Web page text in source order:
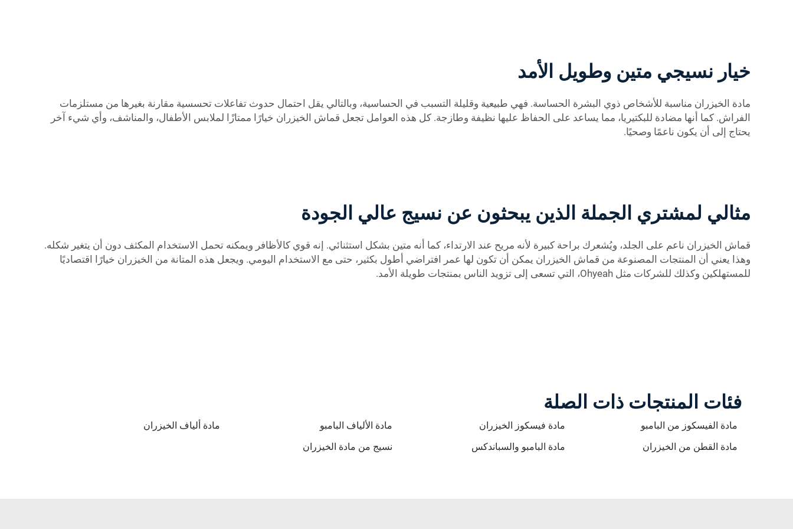
خيار نسيجي متين وطويل الأمد
مادة الخيزران مناسبة للأشخاص ذوي البشرة الحساسة. فهي طبيعية وقليلة التسبب في الحساسية، وبالتالي يقل احتمال حدوث تفاعلات تحسسية مقارنة بغيرها من مستلزمات
الفراش. كما أنها مضادة للبكتيريا، مما يساعد على الحفاظ عليها نظيفة وطازجة. كل هذه العوامل تجعل قماش الخيزران خيارًا ممتازًا لملابس الأطفال، والمناشف، وأي شيء آخر
يحتاج إلى أن يكون ناعمًا وصحيًا.
مثالي لمشتري الجملة الذين يبحثون عن نسيج عالي الجودة
قماش الخيزران ناعم على الجلد، ويُشعرك براحة كبيرة لأنه مريح عند الارتداء، كما أنه متين بشكل استثنائي. إنه قوي كالأظافر ويمكنه تحمل الاستخدام المكثف دون أن يتغير شكله.
وهذا يعني أن المنتجات المصنوعة من قماش الخيزران يمكن أن تكون لها عمر افتراضي أطول بكثير، حتى مع الاستخدام اليومي. ويجعل هذه المتانة من الخيزران خيارًا اقتصاديًا
للمستهلكين وكذلك للشركات مثل Ohyeah، التي تسعى إلى تزويد الناس بمنتجات طويلة الأمد.
فئات المنتجات ذات الصلة
مادة الفيسكوز من البامبو مادة فيسكوز الخيزران مادة الألياف البامبو
مادة ألياف الخيزران
مادة القطن من الخيزران
مادة البامبو والسباندكس نسيج من مادة الخيزران